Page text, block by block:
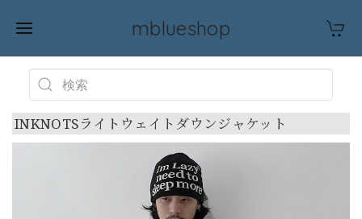
mblueshop
INKNOTSライトウェイトダウンジャケット